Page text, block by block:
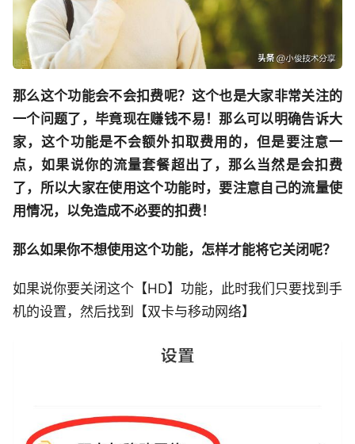
那么这个功能会不会扣费呢？这个也是大家非常关注的
一个问题了，毕竟现在赚钱不易！那么可以明确告诉大
家，这个功能是不会额外扣取费用的，但是要注意一
点，如果说你的流量套餐超出了，那么当然是会扣费
了，所以大家在使用这个功能时，要注意自己的流量使
用情况，以免造成不必要的扣费！
那么如果你不想使用这个功能，怎样才能将它关闭呢？
如果说你要关闭这个【HD】功能，此时我们只要找到手
机的设置，然后找到【双卡与移动网络】